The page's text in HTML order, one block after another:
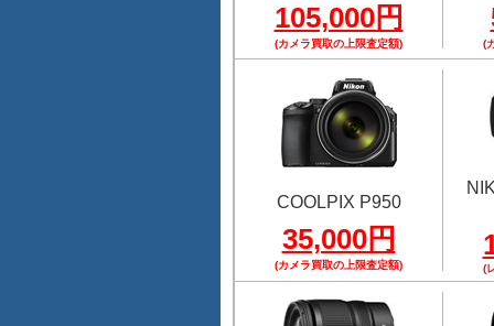
105,000円
(カメラ買取の上限査定額) (
COOLPIX P950
35,000円
(カメラ買取の上限査定額) (